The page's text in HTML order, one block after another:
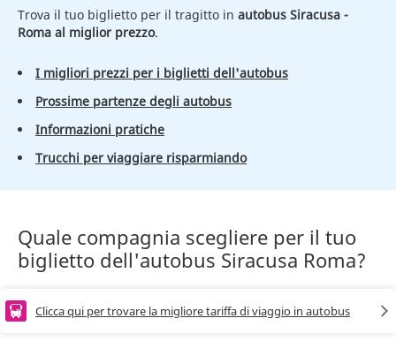
Trova il tuo biglietto per il tragitto in autobus Siracusa -
Roma al miglior prezzo.
I migliori prezzi per i biglietti dell'autobus
Prossime partenze degli autobus
Informazioni pratiche
Trucchi per viaggiare risparmiando
Quale compagnia scegliere per il tuo
biglietto dell'autobus Siracusa Roma?
Clicca qui per trovare la migliore tariffa di viaggio in autobus